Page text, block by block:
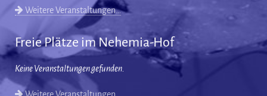
Weitere Veranstaltungen…
Freie Plätze im Nehemia-Hof
Keine Veranstaltungen gefunden.